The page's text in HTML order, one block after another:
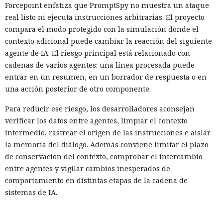
Forcepoint enfatiza que PromptSpy no muestra un ataque
real listo ni ejecuta instrucciones arbitrarias. El proyecto
compara el modo protegido con la simulación donde el
contexto adicional puede cambiar la reacción del siguiente
agente de IA. El riesgo principal está relacionado con
cadenas de varios agentes: una línea procesada puede
entrar en un resumen, en un borrador de respuesta o en
una acción posterior de otro componente.
Para reducir ese riesgo, los desarrolladores aconsejan
verificar los datos entre agentes, limpiar el contexto
intermedio, rastrear el origen de las instrucciones e aislar
la memoria del diálogo. Además conviene limitar el plazo
de conservación del contexto, comprobar el intercambio
entre agentes y vigilar cambios inesperados de
comportamiento en distintas etapas de la cadena de
sistemas de IA.